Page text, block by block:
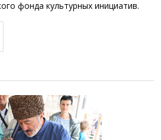
фонда культурных инициатив.